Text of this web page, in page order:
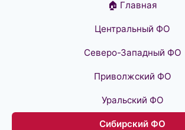
🏠 Главная
Центральный ФО
Северо-Западный ФО
Приволжский ФО
Уральский ФО
Сибирский ФО